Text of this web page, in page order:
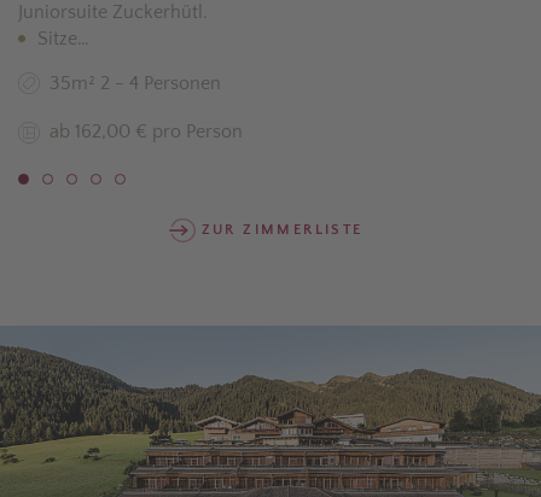
Juniorsuite Zuckerhütl.
Sitze…
35m² 2 - 4 Personen
ab 162,00 € pro Person
ZUR ZIMMERLISTE